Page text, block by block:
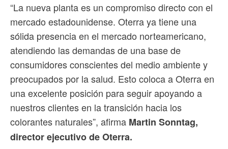
“La nueva planta es un compromiso directo con el
mercado estadounidense. Oterra ya tiene una
sólida presencia en el mercado norteamericano,
atendiendo las demandas de una base de
consumidores conscientes del medio ambiente y
preocupados por la salud. Esto coloca a Oterra en
una excelente posición para seguir apoyando a
nuestros clientes en la transición hacia los
colorantes naturales”, afirma Martin Sonntag,
director ejecutivo de Oterra.